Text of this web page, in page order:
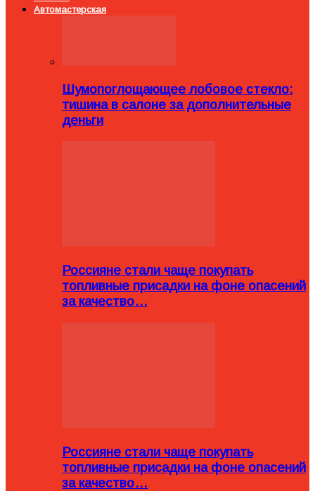
Автомастерская
Шумопоглощающее лобовое стекло:
тишина в салоне за дополнительные
деньги
Россияне стали чаще покупать
топливные присадки на фоне опасений
за качество…
Россияне стали чаще покупать
топливные присадки на фоне опасений
за качество…